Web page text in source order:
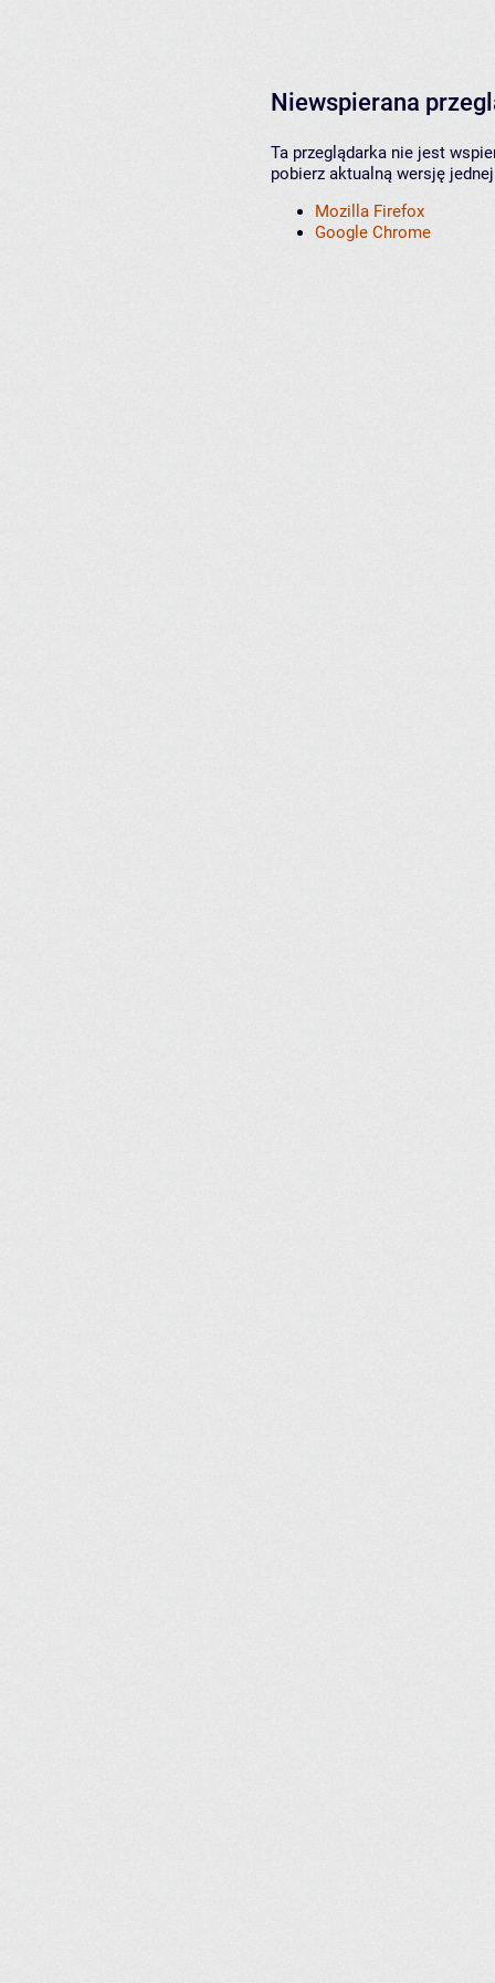
Niewspierana
Ta przeglądarka nie jest
pobierz aktualną wersję
Mozilla Firefox
Google Chrome